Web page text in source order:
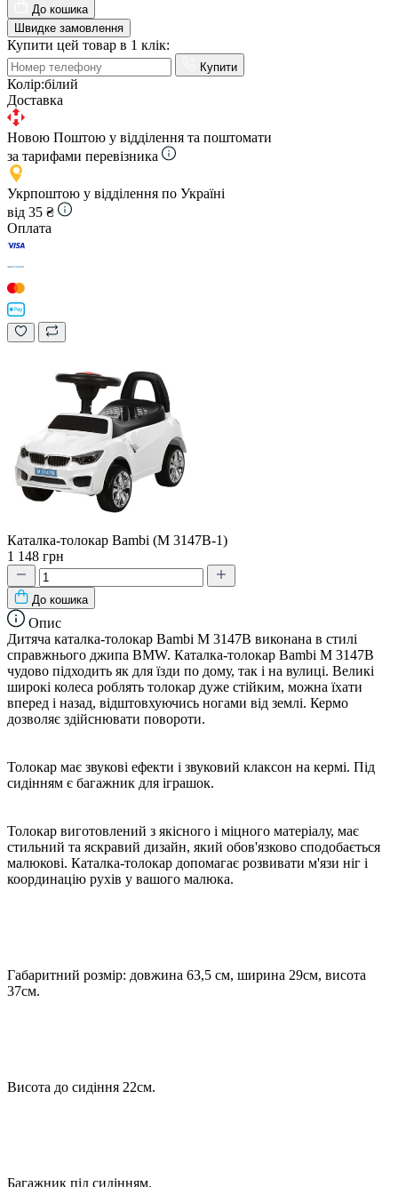
До кошика
Швидке замовлення
Купити цей товар в 1 клік:
Купити
Колір:білий
Доставка
Новою Поштою у відділення та поштомати
за тарифами перевізника
Укрпоштою у відділення по Україні
від 35 ₴
Оплата
Каталка-толокар Bambi (M 3147B-1)
1 148 грн
До кошика
Опис
Дитяча каталка-толокар Bambi M 3147B виконана в стилі
справжнього джипа BMW. Каталка-толокар Bambi M 3147B
чудово підходить як для їзди по дому, так і на вулиці. Великі
широкі колеса роблять толокар дуже стійким, можна їхати
вперед і назад, відштовхуючись ногами від землі. Кермо
дозволяє здійснювати повороти.
Толокар має звукові ефекти і звуковий клаксон на кермі. Під
сидінням є багажник для іграшок.
Толокар виготовлений з якісного і міцного матеріалу, має
стильний та яскравий дизайн, який обов'язково сподобається
малюкові. Каталка-толокар допомагає розвивати м'язи ніг і
координацію рухів у вашого малюка.
Габаритний розмір: довжина 63,5 см, ширина 29см, висота
37см.
Висота до сидіння 22см.
Багажник під сидінням.